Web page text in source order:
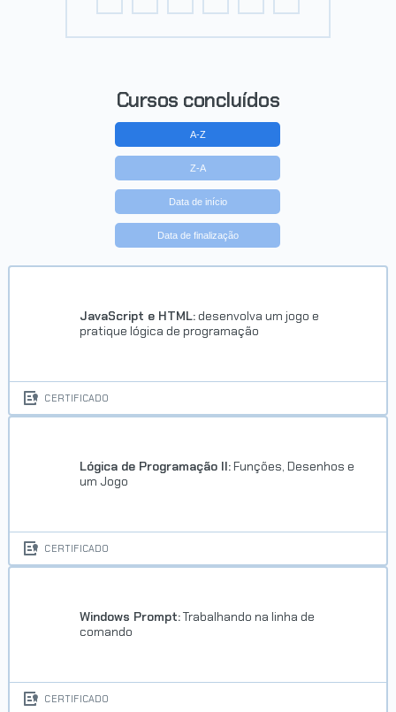
Cursos concluídos
A-Z
Z-A
Data de início
Data de finalização
JavaScript e HTML: desenvolva um jogo e
pratique lógica de programação
CERTIFICADO
Lógica de Programação II: Funções, Desenhos e
um Jogo
CERTIFICADO
Windows Prompt:Trabalhando na linha de
comando
CERTIFICADO